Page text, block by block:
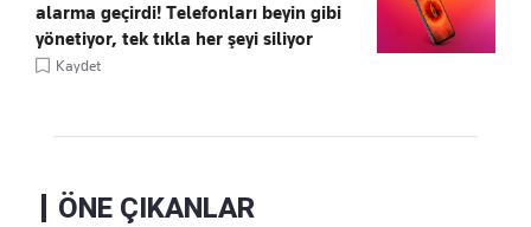
alarma geçirdi! Telefonları beyin gibi
yönetiyor, tek tıkla her şeyi siliyor
Kaydet
ÖNE ÇIKANLAR